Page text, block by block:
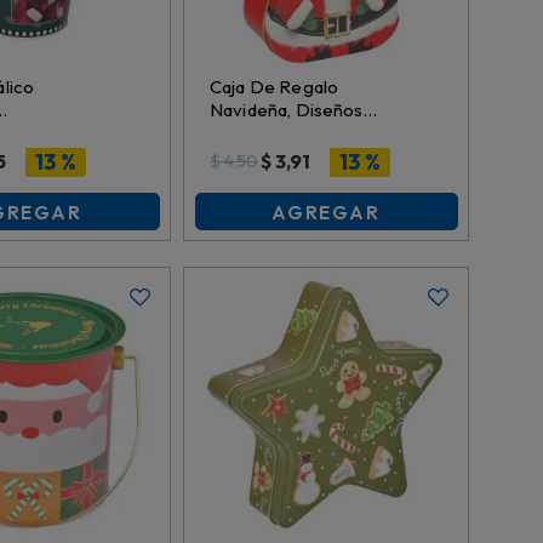
80
13 %
Caja De Regalo
Navideña, Diseños
14.8Cmx11.2Cmx5.8Cm,
Es27356
$4,50$3,91 13 %
AGREGAR